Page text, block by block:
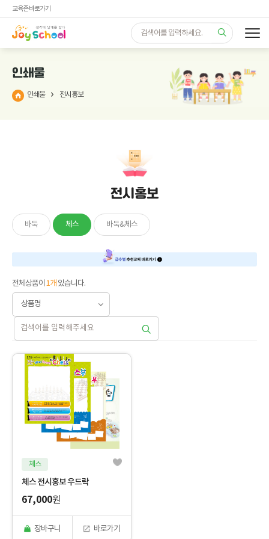
교육존 바로가기
인쇄물
인쇄물 전시홍보
전시홍보
바둑 체스 바둑&체스
전체상품이 1개 있습니다.
체스
체스 전시홍보 우드락
67,000원
장바구니 바로가기